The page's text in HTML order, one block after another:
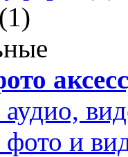
(1)
и